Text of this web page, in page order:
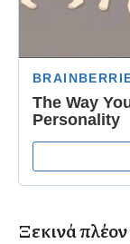
Ξεκινά